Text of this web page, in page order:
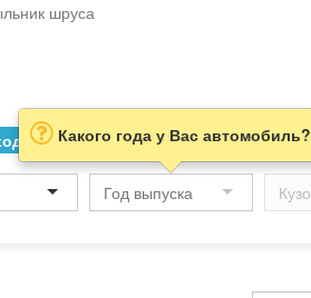
шруса
ли товар к нему
Какого года у Вас автомобиль?